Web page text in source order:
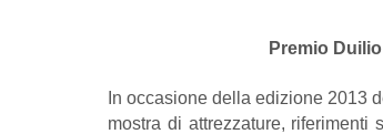
Premio
In occasione della edizione 2013
mostra di attrezzature, riferimenti